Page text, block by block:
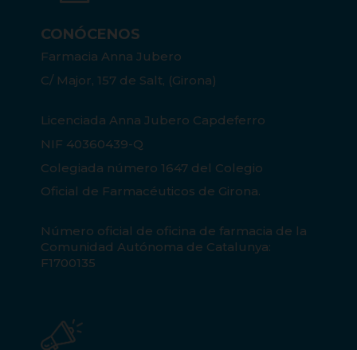
CONÓCENOS
Farmacia Anna Jubero
C/ Major, 157 de Salt, (Girona)
Licenciada Anna Jubero Capdeferro
NIF 40360439-Q
Colegiada número 1647 del Colegio
Oficial de Farmacéuticos de Girona.
Número oficial de oficina de farmacia de la
Comunidad Autónoma de Catalunya:
F1700135